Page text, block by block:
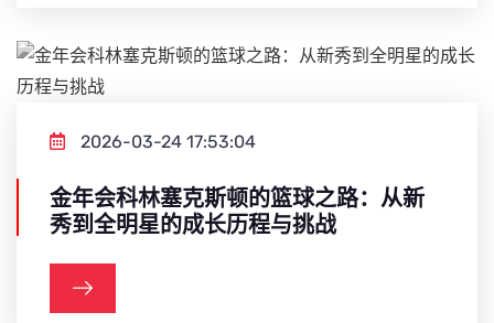
2026-03-24 17:53:04
金年会科林塞克斯顿的篮球之路：从新
秀到全明星的成长历程与挑战